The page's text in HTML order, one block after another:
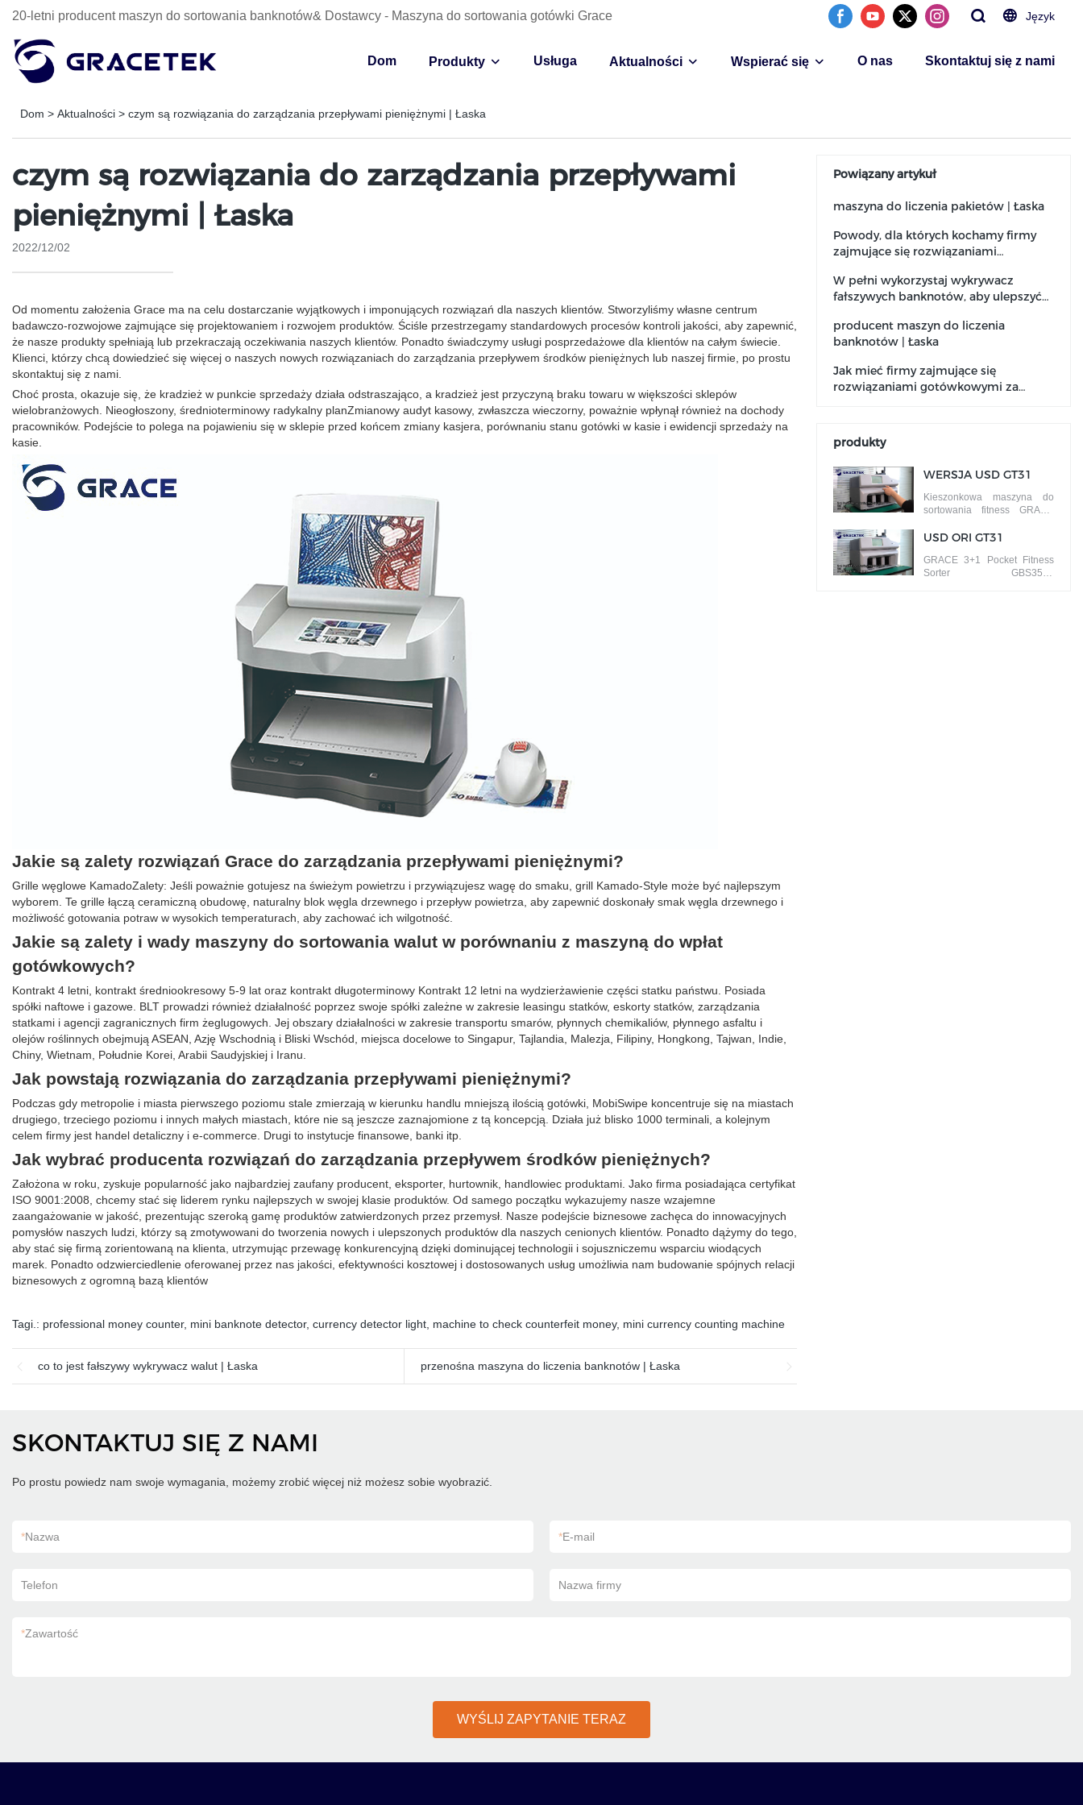
20-letni producent maszyn do sortowania banknotów& Dostawcy - Maszyna do sortowania gotówki Grace Język
Dom Produkty Usługa Aktualności Wspierać się O nas Skontaktuj się z nami
Dom > Aktualności > czym są rozwiązania do zarządzania przepływami pieniężnymi | Łaska
czym są rozwiązania do zarządzania przepływami
pieniężnymi | Łaska
2022/12/02
Od momentu założenia Grace ma na celu dostarczanie wyjątkowych i imponujących rozwiązań dla naszych klientów. Stworzyliśmy własne centrum
badawczo-rozwojowe zajmujące się projektowaniem i rozwojem produktów. Ściśle przestrzegamy standardowych procesów kontroli jakości, aby zapewnić,
że nasze produkty spełniają lub przekraczają oczekiwania naszych klientów. Ponadto świadczymy usługi posprzedażowe dla klientów na całym świecie.
Klienci, którzy chcą dowiedzieć się więcej o naszych nowych rozwiązaniach do zarządzania przepływem środków pieniężnych lub naszej firmie, po prostu
skontaktuj się z nami.
Choć prosta, okazuje się, że kradzież w punkcie sprzedaży działa odstraszająco, a kradzież jest przyczyną braku towaru w większości sklepów
wielobranżowych. Nieogłoszony, średnioterminowy radykalny planZmianowy audyt kasowy, zwłaszcza wieczorny, poważnie wpłynął również na dochody
pracowników. Podejście to polega na pojawieniu się w sklepie przed końcem zmiany kasjera, porównaniu stanu gotówki w kasie i ewidencji sprzedaży na
kasie.
Jakie są zalety rozwiązań Grace do zarządzania przepływami pieniężnymi?
Grille węglowe KamadoZalety: Jeśli poważnie gotujesz na świeżym powietrzu i przywiązujesz wagę do smaku, grill Kamado-Style może być najlepszym
wyborem. Te grille łączą ceramiczną obudowę, naturalny blok węgla drzewnego i przepływ powietrza, aby zapewnić doskonały smak węgla drzewnego i
możliwość gotowania potraw w wysokich temperaturach, aby zachować ich wilgotność.
Jakie są zalety i wady maszyny do sortowania walut w porównaniu z maszyną do wpłat
gotówkowych?
Kontrakt 4 letni, kontrakt średniookresowy 5-9 lat oraz kontrakt długoterminowy Kontrakt 12 letni na wydzierżawienie części statku państwu. Posiada
spółki naftowe i gazowe. BLT prowadzi również działalność poprzez swoje spółki zależne w zakresie leasingu statków, eskorty statków, zarządzania
statkami i agencji zagranicznych firm żeglugowych. Jej obszary działalności w zakresie transportu smarów, płynnych chemikaliów, płynnego asfaltu i
olejów roślinnych obejmują ASEAN, Azję Wschodnią i Bliski Wschód, miejsca docelowe to Singapur, Tajlandia, Malezja, Filipiny, Hongkong, Tajwan, Indie,
Chiny, Wietnam, Południe Korei, Arabii Saudyjskiej i Iranu.
Jak powstają rozwiązania do zarządzania przepływami pieniężnymi?
Podczas gdy metropolie i miasta pierwszego poziomu stale zmierzają w kierunku handlu mniejszą ilością gotówki, MobiSwipe koncentruje się na miastach
drugiego, trzeciego poziomu i innych małych miastach, które nie są jeszcze zaznajomione z tą koncepcją. Działa już blisko 1000 terminali, a kolejnym
celem firmy jest handel detaliczny i e-commerce. Drugi to instytucje finansowe, banki itp.
Jak wybrać producenta rozwiązań do zarządzania przepływem środków pieniężnych?
Założona w roku, zyskuje popularność jako najbardziej zaufany producent, eksporter, hurtownik, handlowiec produktami. Jako firma posiadająca certyfikat
ISO 9001:2008, chcemy stać się liderem rynku najlepszych w swojej klasie produktów. Od samego początku wykazujemy nasze wzajemne
zaangażowanie w jakość, prezentując szeroką gamę produktów zatwierdzonych przez przemysł. Nasze podejście biznesowe zachęca do innowacyjnych
pomysłów naszych ludzi, którzy są zmotywowani do tworzenia nowych i ulepszonych produktów dla naszych cenionych klientów. Ponadto dążymy do tego,
aby stać się firmą zorientowaną na klienta, utrzymując przewagę konkurencyjną dzięki dominującej technologii i sojuszniczemu wsparciu wiodących
marek. Ponadto odzwierciedlenie oferowanej przez nas jakości, efektywności kosztowej i dostosowanych usług umożliwia nam budowanie spójnych relacji
biznesowych z ogromną bazą klientów
Tagi.: professional money counter, mini banknote detector, currency detector light machine to check counterfeit money, mini currency counting machine
co to jest fałszywy wykrywacz walut | Łaska przenośna maszyna do liczenia banknotów | Łaska
Powiązany artykuł
maszyna do liczenia pakietów | Łaska
Powody, dla których kochamy firmy
zajmujące się rozwiązaniami
W pełni wykorzystaj wykrywacz
fałszywych banknotów, aby ulepszyć
producent maszyn do liczenia
banknotów | Łaska
Jak mieć firmy zajmujące się
rozwiązaniami gotówkowymi za
produkty
WERSJA USD GT31
Kieszonkowa maszyna do
sortowania fitness GRACE
SORT banknoty według
USD ORI GT31
GRACE 3+1 Pocket Fitness
Sorter GBS3500
SKONTAKTUJ SIĘ Z NAMI
Po prostu powiedz nam swoje wymagania, możemy zrobić więcej niż możesz sobie wyobrazić.
*Nazwa *E-mail
Telefon Nazwa firmy
*Zawartość
WYŚLIJ ZAPYTANIE TERAZ